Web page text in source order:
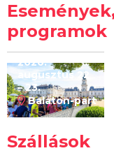
programok
Kilóméterek
2026
2026.
augusztus 22
– 23.
Balaton-part
Szállások